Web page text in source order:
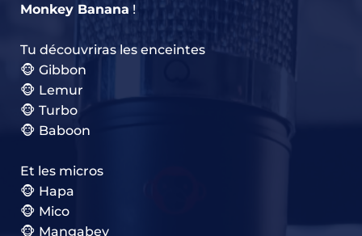
Monkey Banana !
Tu découvriras les enceintes
🐵 Gibbon
🐵 Lemur
🐵 Turbo
🐵 Baboon
Et les micros
🐵 Hapa
🐵 Mico
🐵 Mangabey